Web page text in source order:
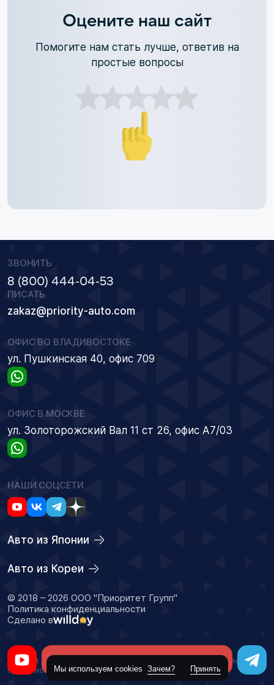
Оцените наш сайт
Помогите нам стать лучше, ответив на
простые вопросы
ЗВОНИТЬ
8 (800) 444-04-53
ПИСАТЬ
zakaz@priority-auto.com
ОФИС ВО ВЛАДИВОСТОКЕ
ул. Пушкинская 40, офис 709
ОФИС В МОСКВЕ
ул. Золоторожский Вал 11 ст 26, офис А7/03
НАШИ СОЦСЕТИ
Авто из Японии
Авто из Кореи
© 2018 – 2026 ООО "Приоритет Групп"
Политика конфиденциальности
Сделано в
Данный сайт носит информационный характер и не является
публичной офертойМы используем cookies Зачем? Принять